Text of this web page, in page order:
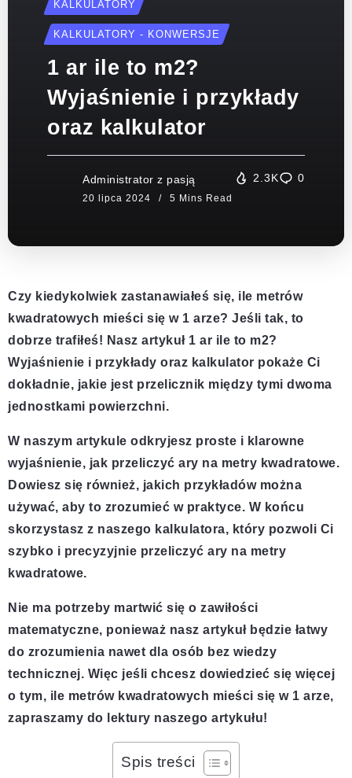
KALKULATORY
KALKULATORY - KONWERSJE
1 ar ile to m2?
Wyjaśnienie i przykłady
oraz kalkulator
Administrator z pasją
5 Mins Read
2.3K 0
Czy kiedykolwiek zastanawiałeś się, ile metrów
kwadratowych mieści się w 1 arze? Jeśli tak, to
dobrze trafiłeś! Nasz artykuł 1 ar ile to m2?
Wyjaśnienie i przykłady oraz kalkulator pokaże Ci
dokładnie, jakie jest przelicznik między tymi dwoma
jednostkami powierzchni.
W naszym artykule odkryjesz proste i klarowne
wyjaśnienie, jak przeliczyć ary na metry kwadratowe.
Dowiesz się również, jakich przykładów można
używać, aby to zrozumieć w praktyce. W końcu
skorzystasz z naszego kalkulatora, który pozwoli Ci
szybko i precyzyjnie przeliczyć ary na metry
kwadratowe.
Nie ma potrzeby martwić się o zawiłości
matematyczne, ponieważ nasz artykuł będzie łatwy
do zrozumienia nawet dla osób bez wiedzy
technicznej. Więc jeśli chcesz dowiedzieć się więcej
o tym, ile metrów kwadratowych mieści się w 1 arze,
zapraszamy do lektury naszego artykułu!
Spis treści